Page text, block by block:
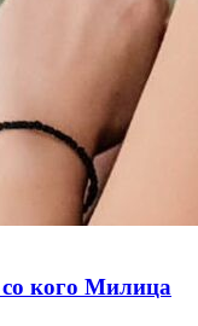
со кого Милица